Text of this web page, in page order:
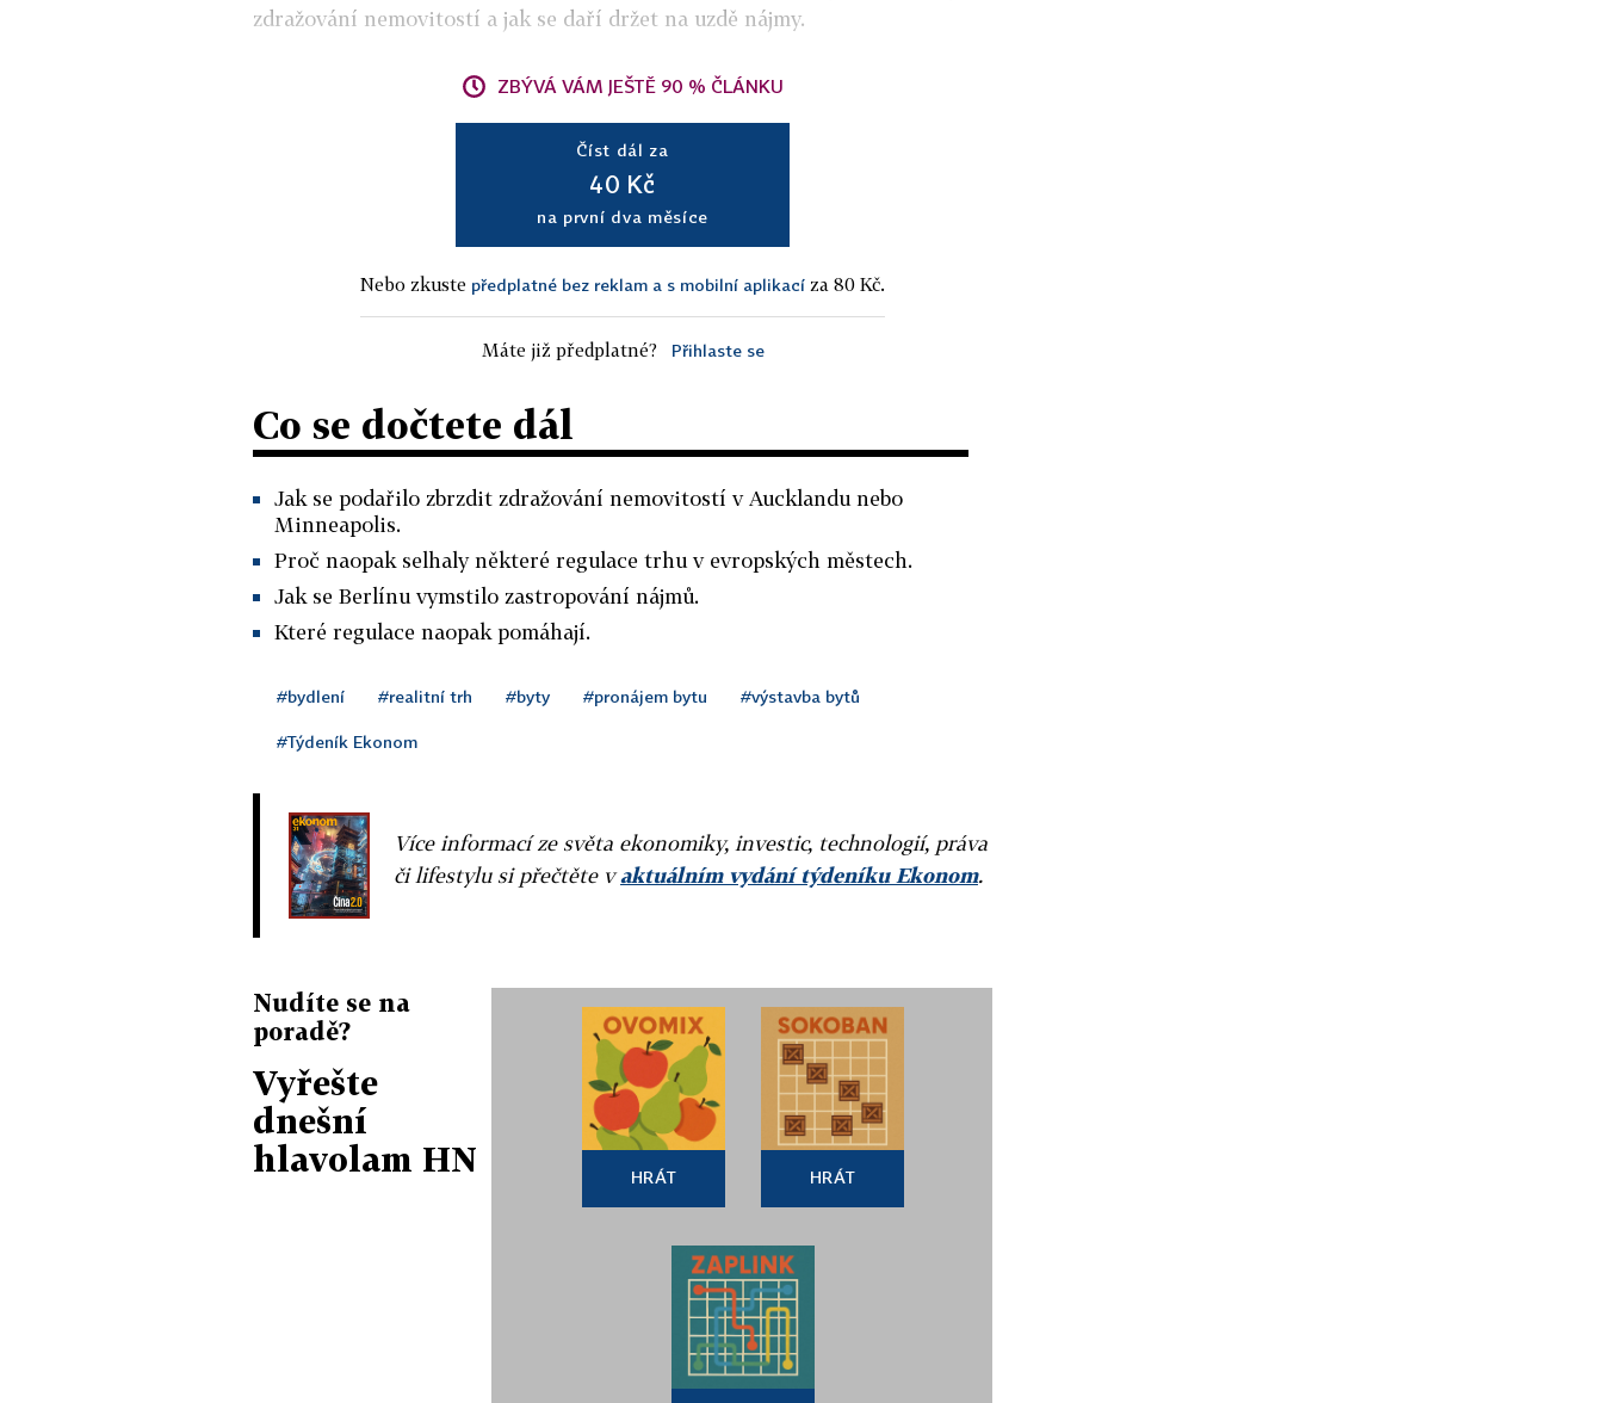
zdražování nemovitostí a jak se daří držet na uzdě nájmy.
ZBÝVÁ VÁM JEŠTĚ 90 % ČLÁNKU
Číst dál za
40 Kč
na první dva měsíce
Nebo zkuste předplatné bez reklam a s mobilní aplikací za 80 Kč.
Máte již předplatné? Přihlaste se
Co se dočtete dál
Jak se podařilo zbrzdit zdražování nemovitostí v Aucklandu nebo
Minneapolis.
Proč naopak selhaly některé regulace trhu v evropských městech.
Jak se Berlínu vymstilo zastropování nájmů.
Které regulace naopak pomáhají.
#bydlení #realitní trh #byty #pronájem bytu #výstavba bytů
#Týdeník Ekonom
Více informací ze světa ekonomiky, investic, technologií, práva
či lifestylu si přečtěte vaktuálním vydání týdeníku Ekonom.
Nudíte se na
poradě?
Vyřešte
dnešní
hlavolam HN
HRÁT HRÁT